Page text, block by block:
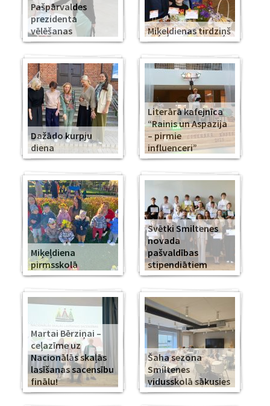
Pašpārvaldes
prezidenta
vēlēšanas
Miķeļdienas tirdziņš
Dažādo kurpju
diena
Literārā kafejnīca
“Rainis un Aspazija
– pirmie
influenceri”
Miķeļdiena
pirmsskolā
Svētki Smiltenes
novada
pašvaldības
stipendiātiem
Martai Bērziņai –
ceļazīme uz
Nacionālās skaļās
lasīšanas sacensību
finālu!
Šaha sezona
Smiltenes
vidusskolā sākusies